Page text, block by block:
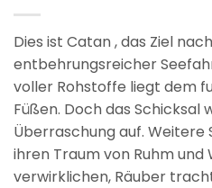
Dies ist Catan , das Ziel
entbehrungsreicher
voller Rohstoffe liegt dem
Füßen. Doch das
Überraschung auf. Weitere
ihren Traum von Ruhm und
verwirklichen, Räuber